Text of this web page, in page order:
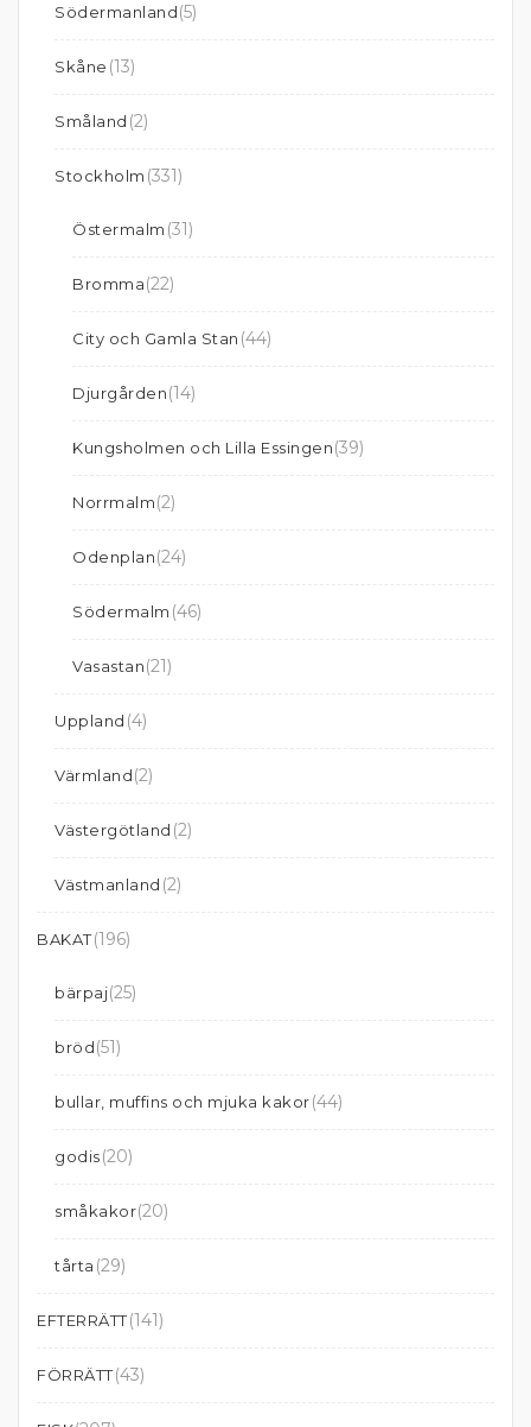
Södermanland(5)
Skåne (13)
Småland (2)
Stockholm (331)
Östermalm (31)
Bromma(22)
City och Gamla Stan (44)
Djurgården(14)
Kungsholmen och Lilla Essingen(39)
Norrmalm(2)
Odenplan(24)
Södermalm (46)
Vasastan(21)
Uppland (4)
Värmland(2)
Västergötland (2)
Västmanland (2)
BAKAT(196)
bärpaj(25)
bröd(51)
bullar, muffins och mjuka kakor(44)
godis(20)
småkakor(20)
tårta (29)
EFTERRÄTT(141)
FÖRRÄTT(43)